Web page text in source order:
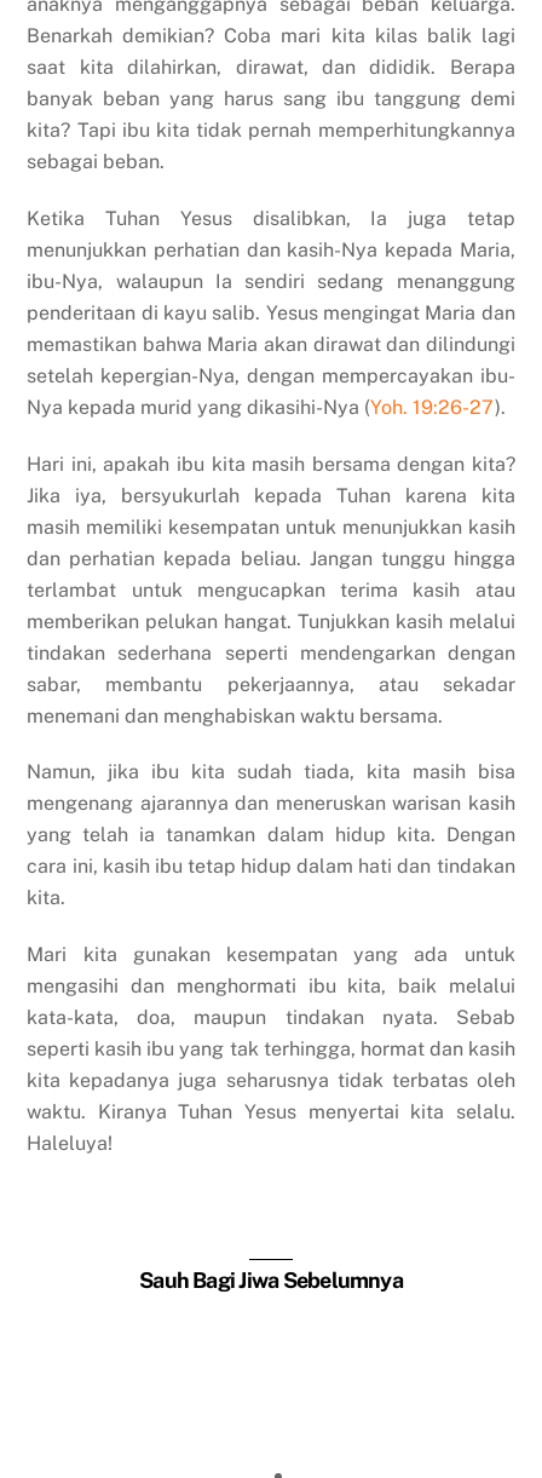
Benarkah demikian? Coba mari kita kilas balik lagi
saat kita dilahirkan, dirawat, dan dididik. Berapa
banyak beban yang harus sang ibu tanggung demi
kita? Tapi ibu kita tidak pernah memperhitungkannya
sebagai beban.
Ketika Tuhan Yesus disalibkan, Ia juga tetap
menunjukkan perhatian dan kasih-Nya kepada Maria,
ibu-Nya, walaupun Ia sendiri sedang menanggung
penderitaan di kayu salib. Yesus mengingat Maria dan
memastikan bahwa Maria akan dirawat dan dilindungi
setelah kepergian-Nya, dengan mempercayakan ibu-
Nya kepada murid yang dikasihi-Nya (Yoh. 19:26-27).
Hari ini, apakah ibu kita masih bersama dengan kita?
Jika iya, bersyukurlah kepada Tuhan karena kita
masih memiliki kesempatan untuk menunjukkan kasih
dan perhatian kepada beliau. Jangan tunggu hingga
terlambat untuk mengucapkan terima kasih atau
memberikan pelukan hangat. Tunjukkan kasih melalui
tindakan sederhana seperti mendengarkan dengan
sabar, membantu pekerjaannya, atau sekadar
menemani dan menghabiskan waktu bersama.
Namun, jika ibu kita sudah tiada, kita masih bisa
mengenang ajarannya dan meneruskan warisan kasih
yang telah ia tanamkan dalam hidup kita. Dengan
cara ini, kasih ibu tetap hidup dalam hati dan tindakan
kita.
Mari kita gunakan kesempatan yang ada untuk
mengasihi dan menghormati ibu kita, baik melalui
kata-kata, doa, maupun tindakan nyata. Sebab
seperti kasih ibu yang tak terhingga, hormat dan kasih
kita kepadanya juga seharusnya tidak terbatas oleh
waktu. Kiranya Tuhan Yesus menyertai kita selalu.
Haleluya!
Sauh Bagi Jiwa Sebelumnya